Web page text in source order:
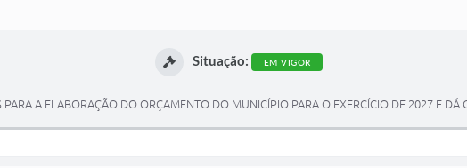
Situação: EM VIGOR
PARA A ELABORAÇÃO DO ORÇAMENTO DO MUNICÍPIO PARA O EXERCÍCIO DE 2027 E DÁ